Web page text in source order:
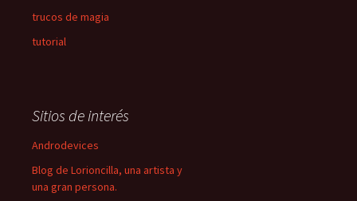
trucos de magia
tutorial
Sitios de interés
Androdevices
Blog de Lorioncilla, una artista y
una gran persona.